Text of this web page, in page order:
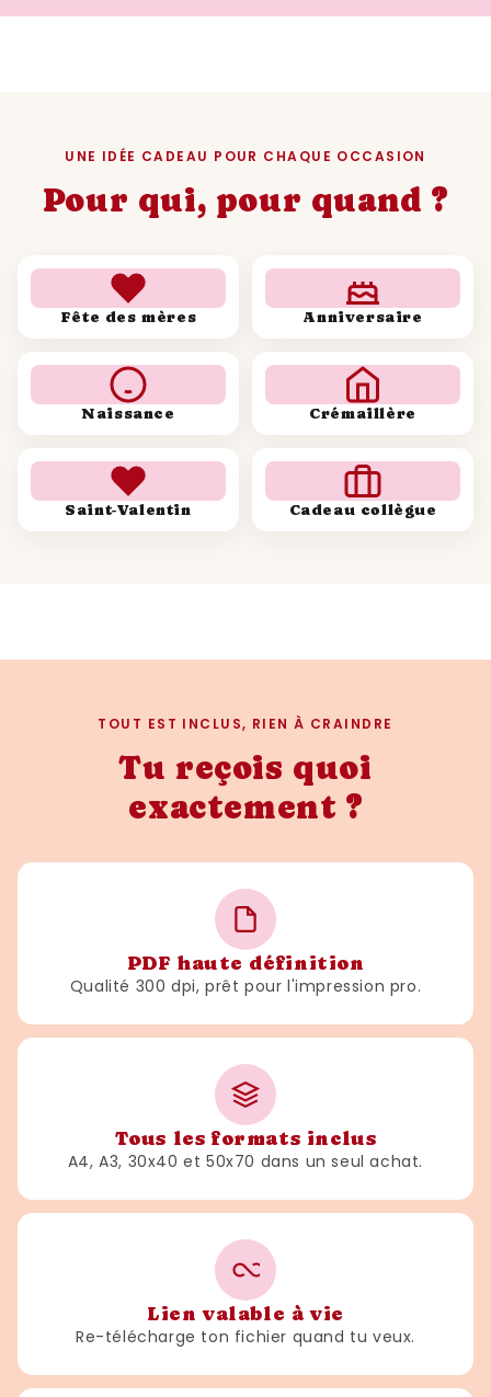
UNE IDÉE CADEAU POUR CHAQUE OCCASION
Pour qui, pour quand ?
Fête des mères Anniversaire
Naissance Crémaillère
Saint-Valentin Cadeau collègue
TOUT EST INCLUS, RIEN À CRAINDRE
Tu reçois quoi
exactement ?
PDF haute définition
Qualité 300 dpi, prêt pour l'impression pro.
Tous les formats inclus
A4, A3, 30x40 et 50x70 dans un seul achat.
Lien valable à vie
Re-télécharge ton fichier quand tu veux.